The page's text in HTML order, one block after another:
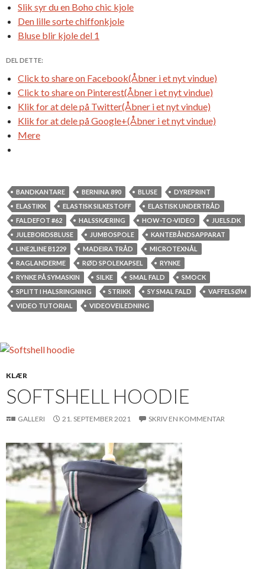
Slik syr du en Boho chic kjole
Den lille sorte chiffonkjole
Bluse blir kjole del 1
DEL DETTE:
Click to share on Facebook(Åbner i et nyt vindue)
Click to share on Pinterest(Åbner i et nyt vindue)
Klik for at dele på Twitter(Åbner i et nyt vindue)
Klik for at dele på Google+(Åbner i et nyt vindue)
Mere
BANDKANTARE BERNINA 890 BLUSE
DYREPRINT
ELASTIKK
ELASTISK SILKESTOFF
ELASTISK UNDERTRÅD
FALDEFOT #62
HALSSKÆRING HOW-TO-VIDEO
JUELS.DK
JULEBORDSBLUSE
JUMBOSPOLE
KANTEBÅNDSAPPARAT
LINE2LINE B1229
MADEIRA TRÅD
MICROTEXNÅL
RAGLANDERME
RØD SPOLEKAPSEL
RYNKE
RYNKE PÅ SYMASKIN
SILKE SMAL FALD
SMOCK
SPLITT I HALSRINGNING
STRIKK SY SMAL FALD
VAFFELSØM
VIDEO TUTORIAL
VIDEOVEILEDNING
KLÆR
SOFTSHELL HOODIE
GALLERI 21. SEPTEMBER 2021 SKRIV EN KOMMENTAR